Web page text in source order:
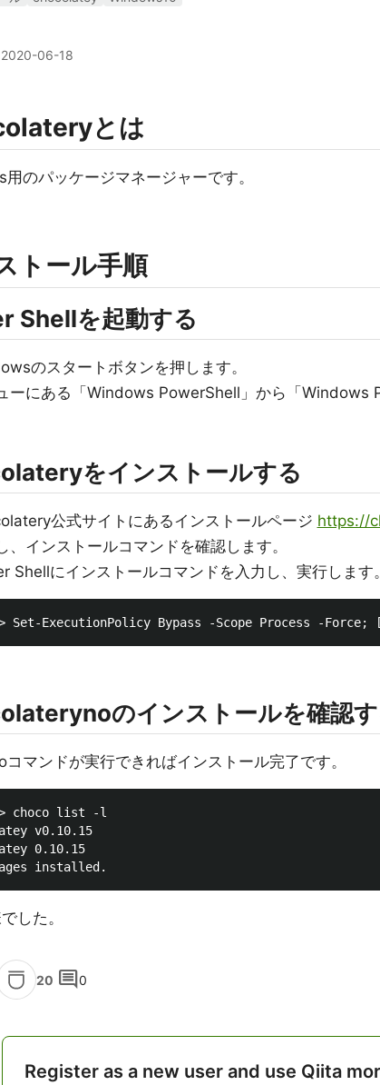
2020-06-18
とは
のパッケージマネージャーです。
トール手順
Shellを起動する
のスタートボタンを押します。
ーにある「Windows PowerShell」から「Windows
をインストールする
公式サイトにあるインストールページ https://
、インストールコマンドを確認します。
Shellにインストールコマンドを入力し、実行します。
のインストールを確認
コマンドが実行できればインストール完了です。
choco list -l
v0.10.15
0.10.15
した。
20 comment0
Register as a new user and use Qiita